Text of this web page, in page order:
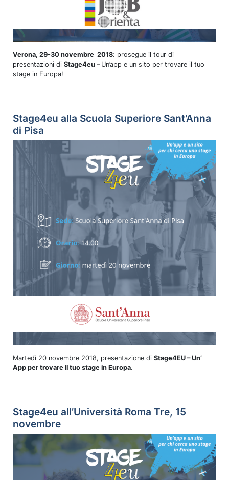
Verona, 29-30 novembre 2018: prosegue il tour di
presentazioni di Stage4eu – Un’app e un sito per trovare il tuo
stage in Europa!
Stage4eu alla Scuola Superiore Sant'Anna
di Pisa
Martedì 20 novembre 2018, presentazione di Stage4EU – Un’
App per trovare il tuo stage in Europa.
Stage4eu all’Università Roma Tre, 15
novembre